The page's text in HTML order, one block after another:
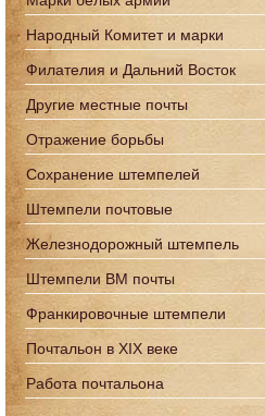
Народный Комитет и марки
Филателия и Дальний Восток
Другие местные почты
Отражение борьбы
Сохранение штемпелей
Штемпели почтовые
Железнодорожный штемпель
Штемпели ВМ почты
Франкировочные штемпели
Почтальон в XIX веке
Работа почтальона